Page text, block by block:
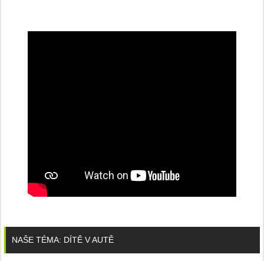
NAŠE TÉMA: DÍTĚ V AUTĚ